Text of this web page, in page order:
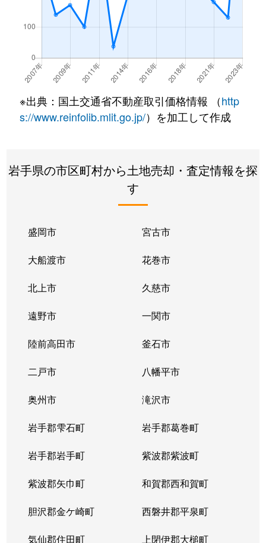
※出典：国土交通省不動産取引価格情報 （http
s://www.reinfolib.mlit.go.jp/）を加工して作成
岩手県の市区町村から土地売却・査定情報を探
す
盛岡市 宮古市
大船渡市 花巻市
北上市 久慈市
遠野市 一関市
陸前高田市 釜石市
二戸市 八幡平市
奥州市 滝沢市
岩手郡雫石町 岩手郡葛巻町
岩手郡岩手町 紫波郡紫波町
紫波郡矢巾町 和賀郡西和賀町
胆沢郡金ケ崎町 西磐井郡平泉町
気仙郡住田町 上閉伊郡大槌町